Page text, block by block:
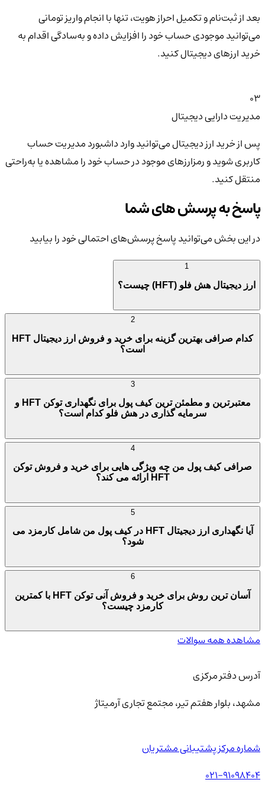
بعد از ثبت‌نام و تکمیل احراز هویت، تنها با انجام واریز تومانی
می‌توانید موجودی حساب خود را افزایش داده و به‌سادگی اقدام به
خرید ارزهای دیجیتال کنید.
03
مدیریت دارایی دیجیتال
پس از خرید ارز دیجیتال می‌توانید وارد داشبورد مدیریت حساب
کاربری شوید و رمزارزهای موجود در حساب خود را مشاهده یا به‌راحتی
منتقل کنید.
پاسخ به پرسش های شما
در این بخش می‌توانید پاسخ پرسش‌های احتمالی خود را بیابید
ارز دیجیتال هش فلو (HFT) چیست؟
کدام صرافی بهترین گزینه برای خرید و فروش ارز دیجیتال HFT
است؟
معتبرترین و مطمئن ترین کیف پول برای نگهداری توکن HFT و
سرمایه گذاری در هش فلو کدام است؟
صرافی کیف پول من چه ویژگی هایی برای خرید و فروش توکن
HFT ارائه می کند؟
آیا نگهداری ارز دیجیتال HFT در کیف پول من شامل کارمزد می
شود؟
آسان ترین روش برای خرید و فروش آنی توکن HFT با کمترین
کارمزد چیست؟
مشاهده همه سوالات
آدرس دفتر مرکزی
مشهد، بلوار هفتم تیر، مجتمع تجاری آرمیتاژ
شماره مرکز پشتیبانی مشتریان
021-91098404